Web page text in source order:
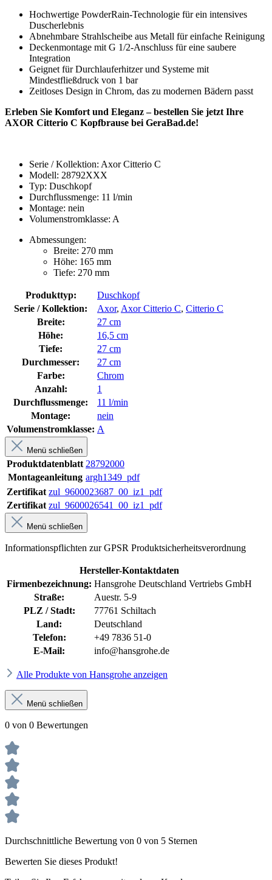
Hochwertige PowderRain-Technologie für ein intensives
Duscherlebnis
Abnehmbare Strahlscheibe aus Metall für einfache Reinigung
Deckenmontage mit G 1/2-Anschluss für eine saubere
Integration
Geignet für Durchlauferhitzer und Systeme mit
Mindestfließdruck von 1 bar
Zeitloses Design in Chrom, das zu modernen Bädern passt
Erleben Sie Komfort und Eleganz – bestellen Sie jetzt Ihre
AXOR Citterio C Kopfbrause bei GeraBad.de!
Serie / Kollektion: Axor Citterio C
Modell: 28792XXX
Typ: Duschkopf
Durchflussmenge: 11 l/min
Montage: nein
Volumenstromklasse: A
Abmessungen:
Breite: 270 mm
Höhe: 165 mm
Tiefe: 270 mm
Produkttyp:
Duschkopf
Serie / Kollektion:
Axor, Axor Citterio C, Citterio C
Breite:
27 cm
Höhe:
16,5 cm
Tiefe:
27 cm
Durchmesser:
27 cm
Farbe:
Chrom
Anzahl:
1
Durchflussmenge:
11 l/min
Montage:
nein
Volumenstromklasse: A
Menü schließen
Produktdatenblatt 28792000
Montageanleitung argh1349_pdf
Zertifikat zul_9600023687_00_iz1_pdf
Zertifikat zul_9600026541_00_iz1_pdf
Menü schließen
Informationspflichten zur GPSR Produktsicherheitsverordnung
Hersteller-Kontaktdaten
Firmenbezeichnung: Hansgrohe Deutschland Vertriebs GmbH
Straße:
Auestr. 5-9
PLZ / Stadt:
77761 Schiltach
Land:
Deutschland
Telefon:
+49 7836 51-0
E-Mail:
info@hansgrohe.de
Alle Produkte von Hansgrohe anzeigen
Menü schließen
0 von 0 Bewertungen
Durchschnittliche Bewertung von 0 von 5 Sternen
Bewerten Sie dieses Produkt!